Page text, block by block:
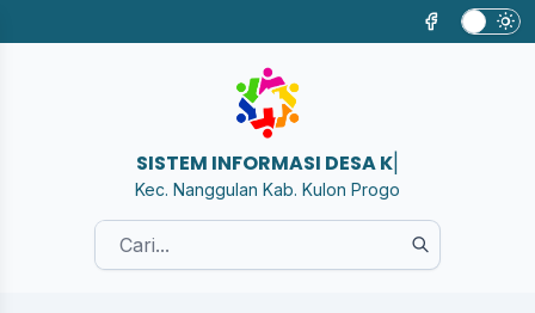
SISTEM INFORMASI DESA KEMBANG
Kec. Nanggulan Kab. Kulon Progo